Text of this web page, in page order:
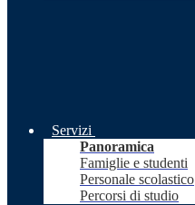
Servizi
Panoramica
Famiglie e studenti
Personale scolastico
Percorsi di studio